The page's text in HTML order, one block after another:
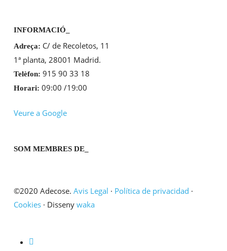
INFORMACIÓ_
Adreça: C/ de Recoletos, 11
1ª planta, 28001 Madrid.
Telèfon: 915 90 33 18
Horari: 09:00 /19:00
Veure a Google
SOM MEMBRES DE_
©2020 Adecose. Avis Legal · Política de privacidad ·
Cookies· Disseny waka
twitter